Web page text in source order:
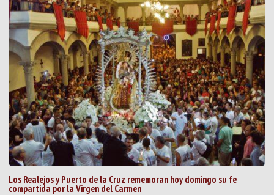
Los Realejos y Puerto de la Cruz rememoran hoy domingo su fe
compartida por la Virgen del Carmen